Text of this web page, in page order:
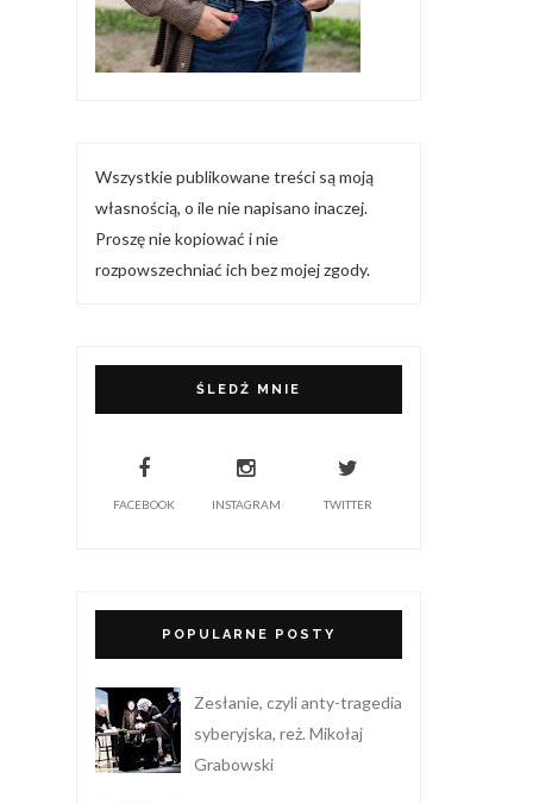
Wszystkie publikowane treści są moją
własnością, o ile nie napisano inaczej.
Proszę nie kopiować i nie
rozpowszechniać ich bez mojej zgody.
ŚLEDŹ MNIE
FACEBOOK INSTAGRAM TWITTER
POPULARNE POSTY
Zesłanie, czyli anty-tragedia
syberyjska, reż. Mikołaj
Grabowski